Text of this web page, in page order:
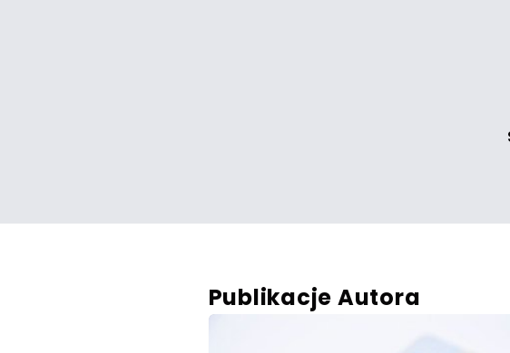
Publikacje Autora